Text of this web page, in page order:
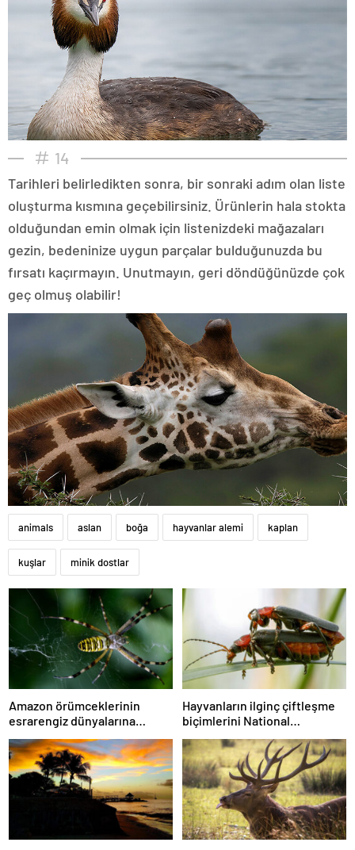
14
Tarihleri belirledikten sonra, bir sonraki adım olan liste
oluşturma kısmına geçebilirsiniz. Ürünlerin hala stokta
olduğundan emin olmak için listenizdeki mağazaları
gezin, bedeninize uygun parçalar bulduğunuzda bu
fırsatı kaçırmayın. Unutmayın, geri döndüğünüzde çok
geç olmuş olabilir!
animals aslan boğa hayvanlar alemi kaplan
kuşlar minik dostlar
Amazon örümceklerinin
esrarengiz dünyalarına
gitmeye hazır olun.
Hayvanların ilginç çiftleşme
biçimlerini National
Geographic görüntüledi.